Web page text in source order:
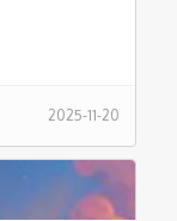
2025-11-20